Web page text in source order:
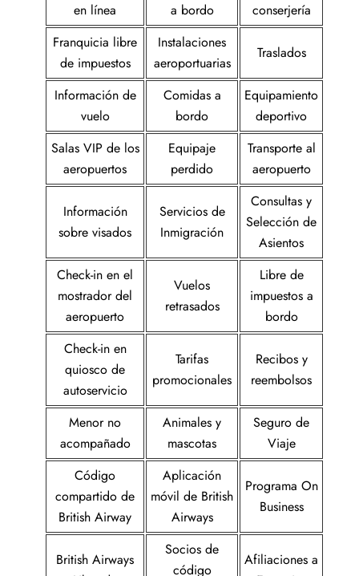
en línea
a bordo
conserjería
Franquicia libre
de impuestos
Instalaciones
aeroportuarias
Traslados
Información de
vuelo
Comidas a
bordo
Equipamiento
deportivo
Salas VIP de los
aeropuertos
Equipaje
perdido
Transporte al
aeropuerto
Información
sobre visados
Servicios de
Inmigración
Consultas y
Selección de
Asientos
Check-in en el
mostrador del
aeropuerto
Vuelos
retrasados
Libre de
impuestos a
bordo
Check-in en
quiosco de
autoservicio
Tarifas
promocionales
Recibos y
reembolsos
Menor no
acompañado
Animales y
mascotas
Seguro de
Viaje
Código
compartido de
British Airway
Aplicación
móvil de British
Airways
Programa On
Business
British Airways
Socios de
código
Afiliaciones a